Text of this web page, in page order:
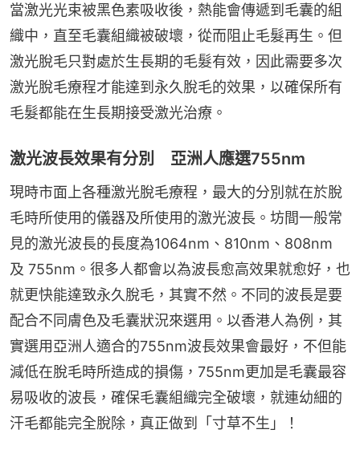
當激光光束被黑色素吸收後，熱能會傳遞到毛囊的組
織中，直至毛囊組織被破壞，從而阻止毛髮再生。但
激光脫毛只對處於生長期的毛髮有效，因此需要多次
激光脫毛療程才能達到永久脫毛的效果，以確保所有
毛髮都能在生長期接受激光治療。
激光波長效果有分別 亞洲人應選755nm
現時市面上各種激光脫毛療程，最大的分別就在於脫
毛時所使用的儀器及所使用的激光波長。坊間一般常
見的激光波長的長度為1064nm、810nm、808nm
及 755nm。很多人都會以為波長愈高效果就愈好，也
就更快能達致永久脫毛，其實不然。不同的波長是要
配合不同膚色及毛囊狀況來選用。以香港人為例，其
實選用亞洲人適合的755nm波長效果會最好，不但能
減低在脫毛時所造成的損傷，755nm更加是毛囊最容
易吸收的波長，確保毛囊組織完全破壞，就連幼細的
汗毛都能完全脫除，真正做到「寸草不生」！